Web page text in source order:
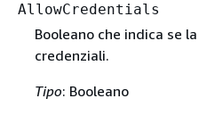
AllowCredentials
Booleano che indica se
credenziali.
Tipo: Booleano